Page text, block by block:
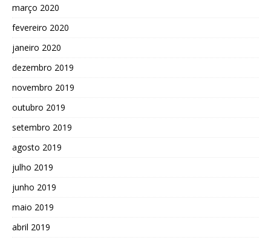
março 2020
fevereiro 2020
janeiro 2020
dezembro 2019
novembro 2019
outubro 2019
setembro 2019
agosto 2019
julho 2019
junho 2019
maio 2019
abril 2019